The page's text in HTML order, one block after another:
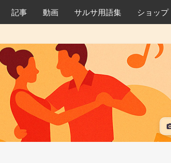
記事 動画 サルサ用語集 ショップ